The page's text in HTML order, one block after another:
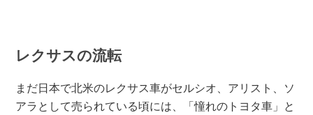
レクサスの流転
まだ日本で北米のレクサス車がセルシオ、アリスト、ソ
アラとして売られている頃には、「憧れのトヨタ車」と